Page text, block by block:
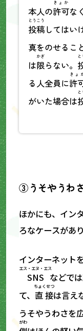
本人の許可
きょか
な
投稿
とうこう
してはい
真をのせるこ
は限
かぎ
らない。
と
る人全員に許
きょ
がいた場合は
と
③うそやうわ
ほかにも、イン
ろなケースがあり
インターネット
SNS
エス・エヌ・エス
などで
て、 直接
ちょくせつ
は言え
うそやうわさを
がわ